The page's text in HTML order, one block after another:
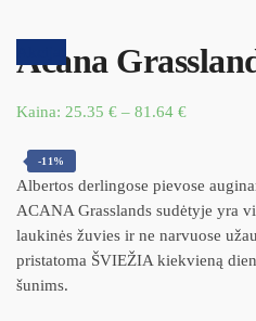
Acana
Kaina: 25.35 € – 81.64 €
-11%
Albertos derlingose pievose
ACANA Grasslands sudėtyje yra
laukinės žuvies ir ne narvuose
pristatoma ŠVIEŽIA kiekvieną
šunims.